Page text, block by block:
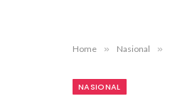
Home » Nasional »
NASIONAL